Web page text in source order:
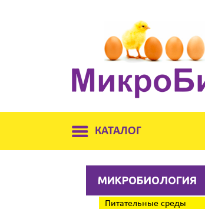
КАТАЛОГ
МИКРОБИОЛОГИЯ
Питательные среды